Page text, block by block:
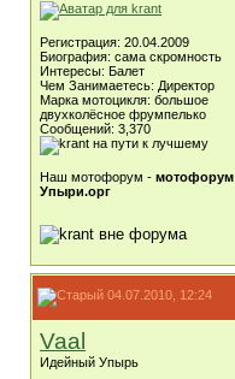
Регистрация: 20.04.2009
Биография: сама скромность
Интересы: Балет
Чем Занимаетесь: Директор
Марка мотоцикля: большое
двухколёсное фрумпелько
Сообщений: 3,370
Наш мотофорум - мотофорум
Упыри.орг
04.07.2010, 12:24
Vaal
Идейный Упырь